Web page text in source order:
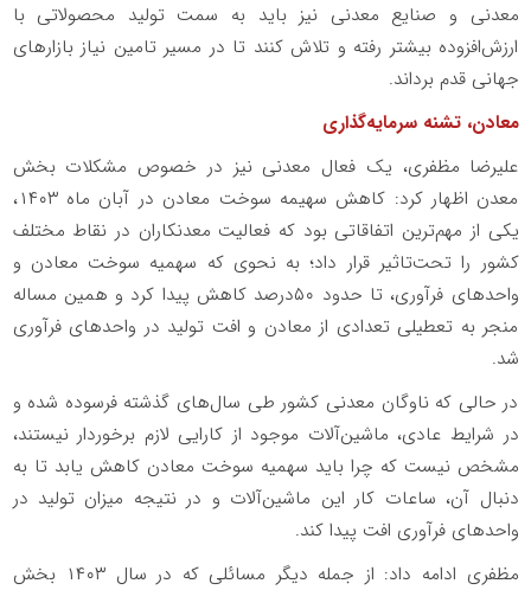
معدنی و صنایع معدنی نیز باید به سمت تولید محصولاتی با
ارزش‌افزوده بیشتر رفته و تلاش کنند تا در مسیر تامین نیاز بازارهای
جهانی قدم برداند.
معادن، تشنه سرمایه‌گذاری
علیرضا مظفری، یک فعال معدنی نیز در خصوص مشکلات بخش
معدن اظهار کرد: کاهش سهیمه سوخت معادن در آبان ماه ۱۴۰۳،
یکی از مهم‌ترین اتفاقاتی بود که فعالیت معدنکاران در نقاط مختلف
کشور را تحت‌تاثیر قرار داد؛ به نحوی که سهمیه سوخت معادن و
واحدهای فرآوری، تا حدود ۵۰‌درصد کاهش پیدا کرد و همین مساله
منجر به تعطیلی تعدادی از معادن و افت تولید در واحدهای فرآوری
شد.
در حالی که ناوگان معدنی کشور طی سال‌های گذشته فرسوده شده و
در شرایط عادی، ماشین‌آلات موجود از کارایی لازم برخوردار نیستند،
مشخص نیست که چرا باید سهمیه سوخت معادن کاهش یابد تا به
دنبال آن، ساعات کار این ماشین‌آلات و در نتیجه میزان تولید در
واحدهای فرآوری افت پیدا کند.
مظفری ادامه داد: از جمله دیگر مسائلی که در سال ۱۴۰۳ بخش